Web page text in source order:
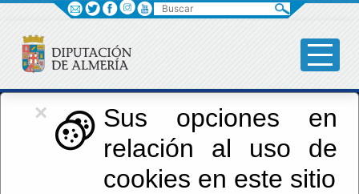
×
Sus opciones en
relación al uso de
cookies en este sitio
Iniciativas Europeas
Europedirectalmeria
Buscar